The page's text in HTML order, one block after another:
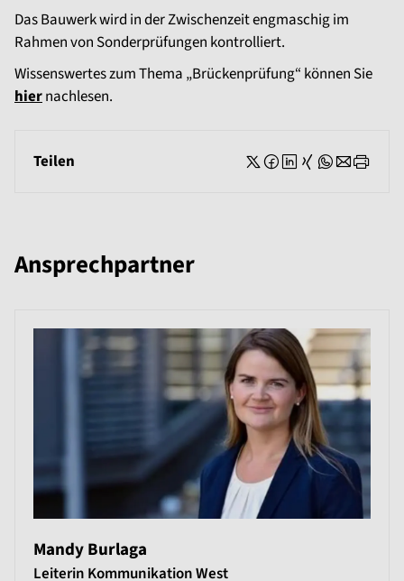
Das Bauwerk wird in der Zwischenzeit engmaschig im
Rahmen von Sonderprüfungen kontrolliert.
Wissenswertes zum Thema „Brückenprüfung“ können Sie
hiernachlesen.
Teilen
Ansprechpartner
Mandy Burlaga
Leiterin Kommunikation West